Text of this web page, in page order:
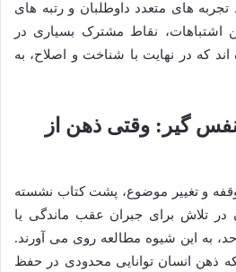
های متعدد داوطلبان و رتبه های
اشتباهات، نقاط مشترک بسیاری در
اند که در نهایت با شناخت و اصلاح، به
گیر: وقتی ذهن از
و تغییر موضوع، پشت کتاب نشسته
در تلاش برای جبران عقب ماندگی یا
به این شیوه مطالعه روی می آورند.
ذهن انسان توانایی محدودی در حفظ